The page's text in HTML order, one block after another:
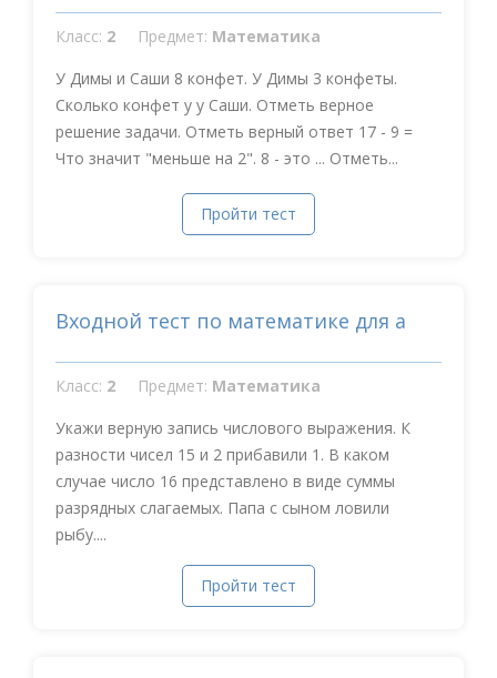
Класс: 2 Предмет: Математика
У Димы и Саши 8 конфет. У Димы 3 конфеты.
Сколько конфет у у Саши. Отметь верное
решение задачи. Отметь верный ответ 17 - 9 =
Что значит "меньше на 2". 8 - это ... Отметь...
Пройти тест
Входной тест по математике для а
Класс: 2 Предмет: Математика
Укажи верную запись числового выражения. К
разности чисел 15 и 2 прибавили 1. В каком
случае число 16 представлено в виде суммы
разрядных слагаемых. Папа с сыном ловили
рыбу....
Пройти тест